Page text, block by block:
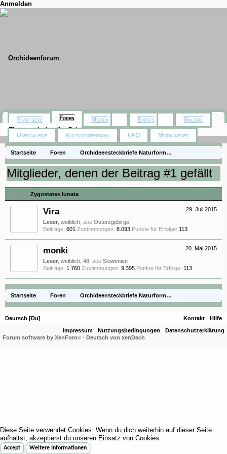
Anmelden
Startseite Foren
Orchideensteckbriefe Naturformen)
Steckbriefe (species)
Zygostates lunata
Mitglieder, denen der Beitrag #1 gefällt
Thema: Zygostates lunata
29. Juli 2015
Vira
Leser , weiblich, aus Osterzgebirge
Beiträge: 601 Zustimmungen: 8.093 Punkte für Erfolge: 113
20. Mai 2015
monki
Leser , weiblich, 48, aus Slowenien
Beiträge: 1.760 Zustimmungen: 9.395 Punkte für Erfolge: 113
Startseite Foren
Orchideensteckbriefe Naturformen)
Steckbriefe (species)
Zygostates lunata
Startseite Foren
Themen mit aktuellen Beiträgen
Medien Events Galerie
Usergalerie Kulturdatenbank FAQ Motivjaeger
Deutsch [Du] Kontakt
Hilfe
Impressum
Nutzungsbedingungen
Datenschutzerklärung
Forum software by XenForo® - Deutsch von xenDach
Diese Seite verwendet Cookies. Wenn du dich weiterhin auf dieser Seite
aufhältst, akzeptierst du unseren Einsatz von Cookies.
Accept Weitere Informationen